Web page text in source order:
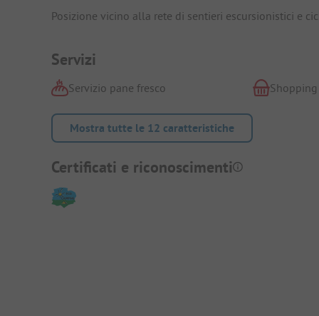
Posizione vicino alla rete di sentieri escursionistici e
Servizi
Servizio pane fresco Shopping
Mostra tutte le 12 caratteristiche
Certificati e riconoscimenti